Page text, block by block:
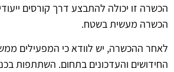
הכשרה זו יכולה להתבצע דרך קורסים
הכשרה מעשית בשטח.
לאחר ההכשרה, יש לוודא כי המפעילים
החידושים והעדכונים בתחום. השתתפות